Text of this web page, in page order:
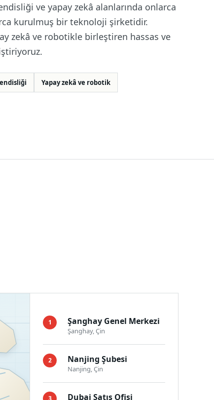
ve yapay zekâ alanlarında onlarca
kurulmuş bir teknoloji şirketidir.
zekâ ve robotikle birleştiren hassas ve
Yapay zekâ ve robotik
1 Şanghay Genel Merkezi
Şanghay, Çin
2 Nanjing Şubesi
Nanjing, Çin
3 Dubai Satış Ofisi